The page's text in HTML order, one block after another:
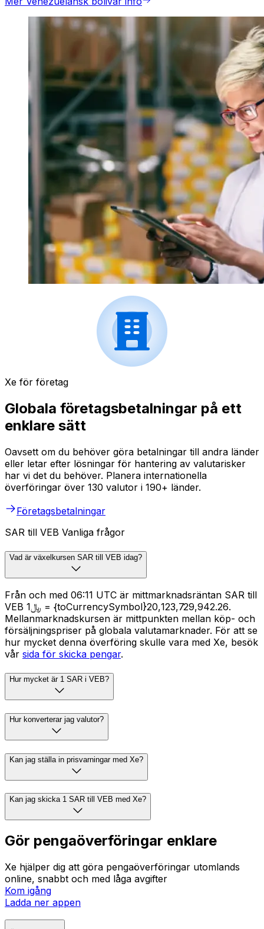
Xe för företag
Globala företagsbetalningar på ett
enklare sätt
Oavsett om du behöver göra betalningar till andra länder
eller letar efter lösningar för hantering av valutarisker
har vi det du behöver. Planera internationella
överföringar över 130 valutor i 190+ länder.
Företagsbetalningar
SAR till VEB Vanliga frågor
Vad är växelkursen SAR till VEB idag?
Från och med 06:11 UTC är mittmarknadsräntan SAR till
VEB ﷼1 = {toCurrencySymbol}20,123,729,942.26.
Mellanmarknadskursen är mittpunkten mellan köp- och
försäljningspriser på globala valutamarknader. För att se
hur mycket denna överföring skulle vara med Xe, besök
vår sida för skicka pengar.
Hur mycket är 1 SAR i VEB?
Hur konverterar jag valutor?
Kan jag ställa in prisvarningar med Xe?
Kan jag skicka 1 SAR till VEB med Xe?
Gör pengaöverföringar enklare
Xe hjälper dig att göra pengaöverföringar utomlands
online, snabbt och med låga avgifter
Kom igång
Ladda ner appen